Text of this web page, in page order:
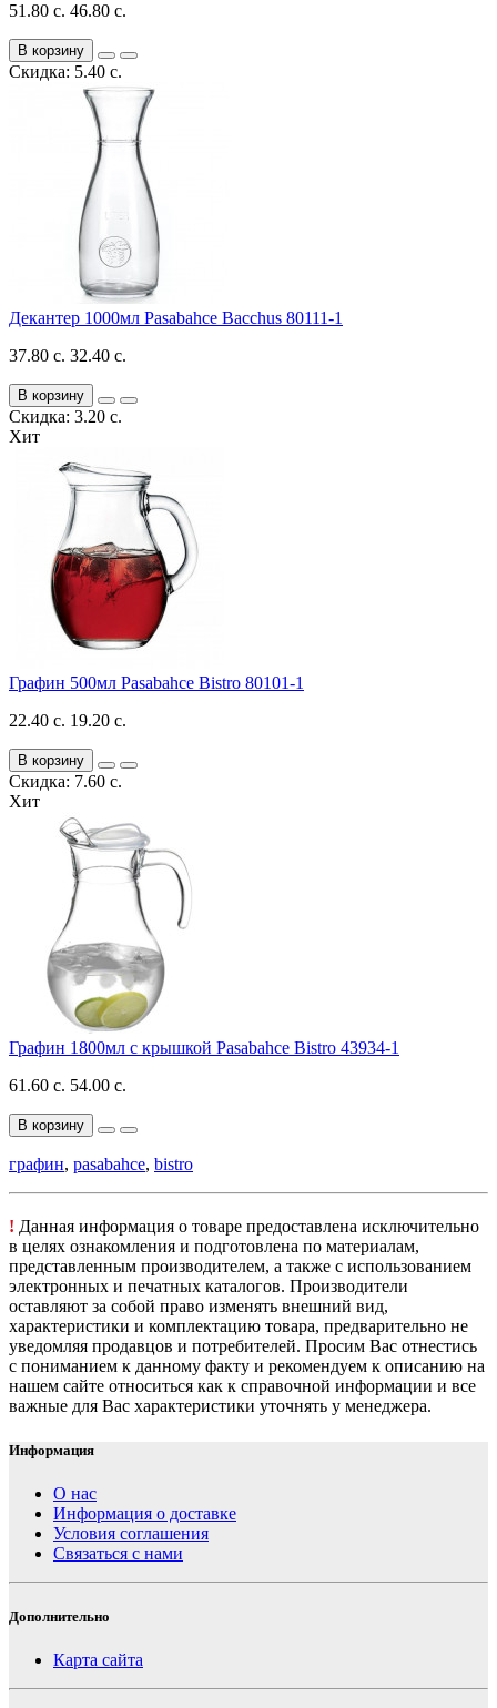
51.80 с. 46.80 с.
В корзину
Скидка: 5.40 с.
Декантер 1000мл Pasabahce Bacchus 80111-1
37.80 с. 32.40 с.
В корзину
Скидка: 3.20 с.
Хит
Графин 500мл Pasabahce Bistro 80101-1
22.40 с. 19.20 с.
В корзину
Скидка: 7.60 с.
Хит
Графин 1800мл с крышкой Pasabahce Bistro 43934-1
61.60 с. 54.00 с.
В корзину
графин, pasabahce, bistro
! Данная информация о товаре предоставлена исключительно
в целях ознакомления и подготовлена по материалам,
представленным производителем, а также с использованием
электронных и печатных каталогов. Производители
оставляют за собой право изменять внешний вид,
характеристики и комплектацию товара, предварительно не
уведомляя продавцов и потребителей. Просим Вас отнестись
с пониманием к данному факту и рекомендуем к описанию на
нашем сайте относиться как к справочной информации и все
важные для Вас характеристики уточнять у менеджера.
Информация
О нас
Информация о доставке
Условия соглашения
Связаться с нами
Дополнительно
Карта сайта